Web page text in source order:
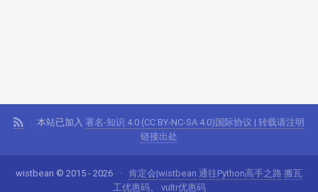
本站已加入 署名-知识 4.0 (CC BY-NC-SA 4.0)国际协议 | 转载请注明
链接出处
wistbean © 2015 - 2026 肯定会|wistbean 通往Python高手之路 搬瓦
工优惠码、 vultr优惠码